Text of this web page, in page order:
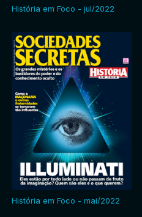
História em Foco - jul/2022
História em Foco - mai/2022